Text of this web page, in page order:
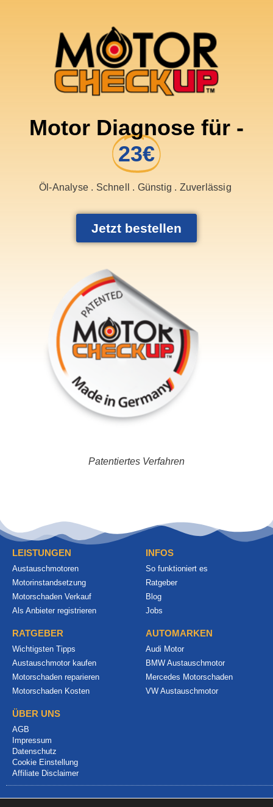
Motor Diagnose für -
23€
Öl-Analyse . Schnell . Günstig . Zuverlässig
Jetzt bestellen
Patentiertes Verfahren
LEISTUNGEN
Austauschmotoren
Motorinstandsetzung
Motorschaden Verkauf
Als Anbieter registrieren
INFOS
So funktioniert es
Ratgeber
Blog
Jobs
RATGEBER
Wichtigsten Tipps
Austauschmotor kaufen
Motorschaden reparieren
Motorschaden Kosten
AUTOMARKEN
Audi Motor
BMW Austauschmotor
Mercedes Motorschaden
VW Austauschmotor
ÜBER UNS
AGB
Impressum
Datenschutz
Cookie Einstellung
Affiliate Disclaimer